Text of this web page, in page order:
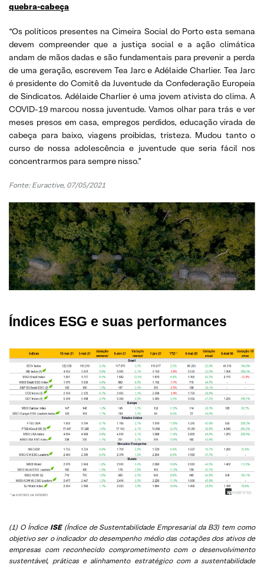
quebra-cabeça
“Os políticos presentes na Cimeira Social do Porto esta semana
devem compreender que a justiça social e a ação climática
andam de mãos dadas e são fundamentais para prevenir a perda
de uma geração, escrevem Tea Jarc e Adélaïde Charlier. Tea Jarc
é presidente do Comitê da Juventude da Confederação Europeia
de Sindicatos. Adélaïde Charlier é uma jovem ativista do clima. A
COVID-19 marcou nossa juventude. Vamos olhar para trás e ver
meses presos em casa, empregos perdidos, educação virada de
cabeça para baixo, viagens proibidas, tristeza. Mudou tanto o
curso de nossa adolescência e juventude que seria fácil nos
concentrarmos para sempre nisso.”
Fonte: Euractive, 07/05/2021
Índices ESG e suas performances
(1) O Índice ISE(Índice de Sustentabilidade Empresarial da B3) tem como
objetivo ser o indicador do desempenho médio das cotações dos ativos de
empresas com reconhecido comprometimento com o desenvolvimento
sustentável, práticas e alinhamento estratégico com a sustentabilidade